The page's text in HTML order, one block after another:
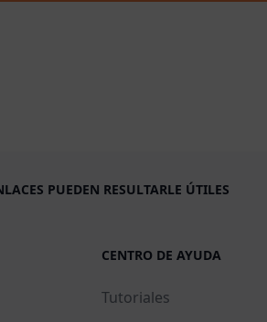
PUEDEN RESULTARLE ÚTILES
CENTRO DE AYUDA
Tutoriales